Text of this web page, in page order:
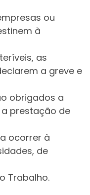
ou
à
as
a greve e
obrigados a
prestação de
ocorrer à
de
Trabalho.